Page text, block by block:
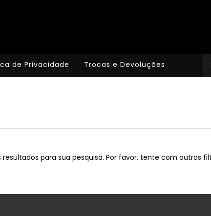
de Privacidade Trocas e Devoluções
resultados para sua pesquisa. Por favor, tente com outros